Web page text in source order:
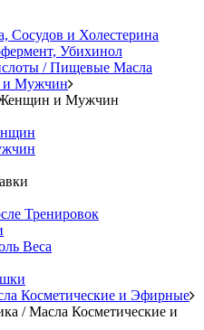
Сосудов и Холестерина
Убихинол
/ Пищевые Масла
и Мужчин
и Мужчин
Тренировок
Веса
Косметические и Эфирные
/ Масла Косметические и